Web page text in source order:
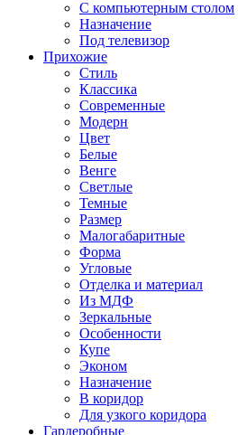
С компьютерным столом
Назначение
Под телевизор
Прихожие
Стиль
Классика
Современные
Модерн
Цвет
Белые
Венге
Светлые
Темные
Размер
Малогабаритные
Форма
Угловые
Отделка и материал
Из МДФ
Зеркальные
Особенности
Купе
Эконом
Назначение
В коридор
Для узкого коридора
Гардеробные